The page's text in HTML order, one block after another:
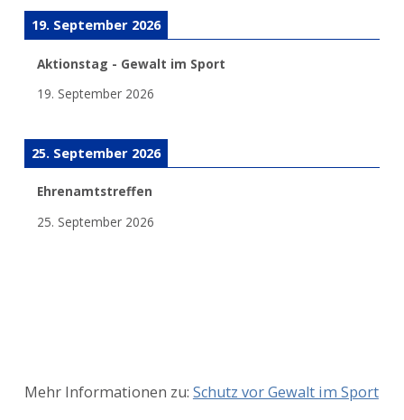
19. September 2026
Aktionstag - Gewalt im Sport
19. September 2026
25. September 2026
Ehrenamtstreffen
25. September 2026
Mehr Informationen zu: Schutz vor Gewalt im Sport